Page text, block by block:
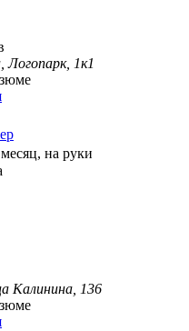
Логопарк, 1к1
на руки
Калинина, 136